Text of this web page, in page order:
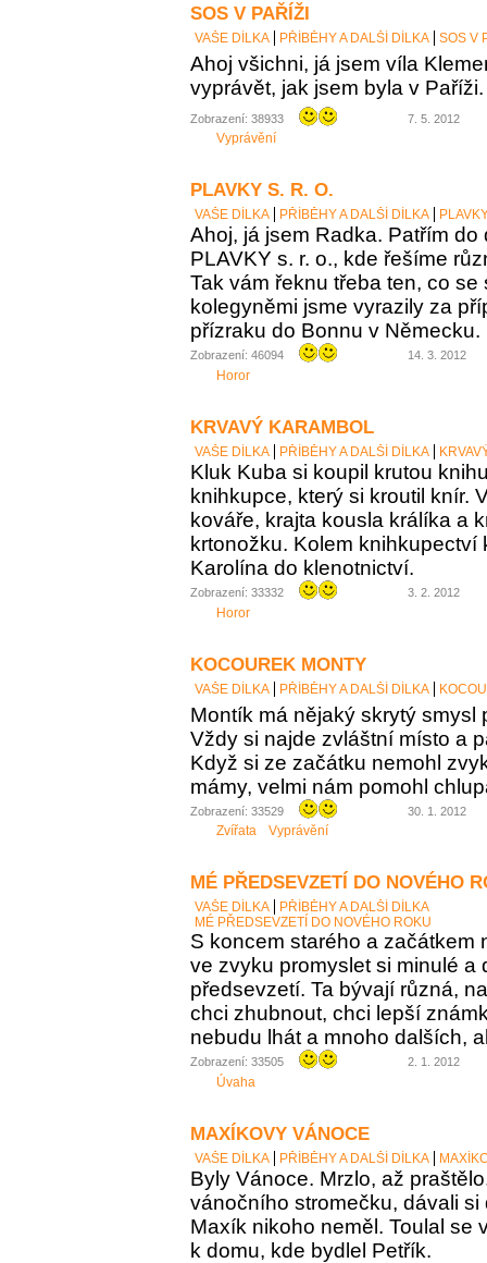
SOS V PAŘÍŽI
VAŠE DÍLKA PŘÍBĚHY A DALŠÍ DÍLKA SOS V
Ahoj všichni, já jsem víla
vyprávět, jak jsem byla v Paříži.
Zobrazení: 38933 7. 5. 2012
Vyprávění
PLAVKY S. R. O.
VAŠE DÍLKA PŘÍBĚHY A DALŠÍ DÍLKA
Ahoj, já jsem Radka. Patřím
PLAVKY s. r. o., kde řešíme
Tak vám řeknu třeba ten, co se
kolegyněmi jsme vyrazily za
přízraku do Bonnu v Německu.
Zobrazení: 46094 14. 3. 2012
Horor
KRVAVÝ KARAMBOL
VAŠE DÍLKA PŘÍBĚHY A DALŠÍ DÍLKA
Kluk Kuba si koupil krutou
knihkupce, který si kroutil knír.
kováře, krajta kousla králíka a
krtonožku. Kolem
Karolína do klenotnictví.
Zobrazení: 33332 3. 2. 2012
Horor
KOCOUREK MONTY
VAŠE DÍLKA PŘÍBĚHY A DALŠÍ DÍLKA
Montík má nějaký skrytý smysl
Vždy si najde zvláštní místo a
Když si ze začátku nemohl
mámy, velmi nám pomohl
Zobrazení: 33529 30. 1. 2012
Zvířata Vyprávění
MÉ PŘEDSEVZETÍ DO NOVÉHO
VAŠE DÍLKA
PŘÍBĚHY A DALŠÍ DÍLKA
MÉ PŘEDSEVZETÍ DO NOVÉHO ROKU
S koncem starého a začátkem
ve zvyku promyslet si minulé a
předsevzetí. Ta bývají různá,
chci zhubnout, chci lepší
nebudu lhát a mnoho dalších,
Zobrazení: 33505 2. 1. 2012
Úvaha
MAXÍKOVY VÁNOCE
VAŠE DÍLKA PŘÍBĚHY A DALŠÍ DÍLKA
Byly Vánoce. Mrzlo, až
vánočního stromečku, dávali si
Maxík nikoho neměl. Toulal se
k domu, kde bydlel Petřík.